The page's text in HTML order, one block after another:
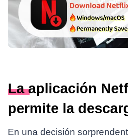
La aplicación
permite la
En una decisión